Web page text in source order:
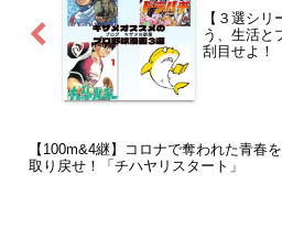
【３選シ
う、生活と
刮目せよ！
【100m&4継】コロナで奪われた青春を
取り戻せ！「チハヤリスタート」